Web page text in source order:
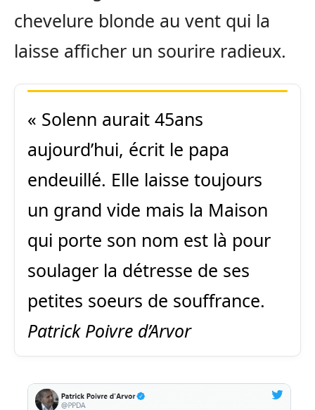
chevelure blonde au vent qui la
laisse afficher un sourire radieux.
« Solenn aurait 45ans
aujourd’hui, écrit le papa
endeuillé. Elle laisse toujours
un grand vide mais la Maison
qui porte son nom est là pour
soulager la détresse de ses
petites soeurs de souffrance.
Patrick Poivre d’Arvor